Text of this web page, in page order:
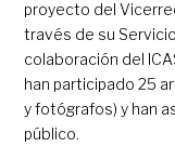
proyecto del
través de su
colaboración del
han participado 25
y fotógrafos) y han
público.